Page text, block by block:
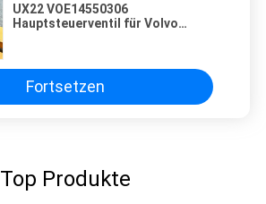
UX22 VOE14550306
Hauptsteuerventil für Volvo
Fortsetzen
Top Produkte